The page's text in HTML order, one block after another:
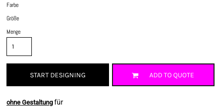
Farbe
Größe
Menge
START DESIGNING ADD TO QUOTE
ohne Gestaltung für